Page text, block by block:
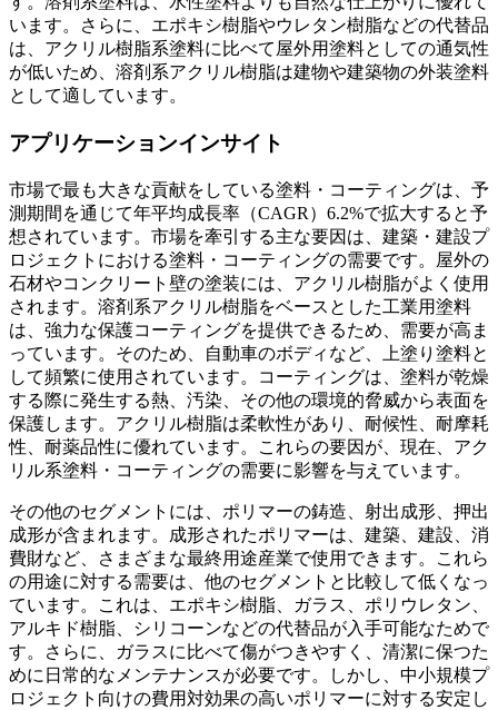
います。さらに、エポキシ樹脂やウレタン樹脂などの代替品
は、アクリル樹脂系塗料に比べて屋外用塗料としての通気性
が低いため、溶剤系アクリル樹脂は建物や建築物の外装塗料
として適しています。
アプリケーションインサイト
市場で最も大きな貢献をしている塗料・コーティングは、予
測期間を通じて年平均成長率（CAGR）6.2%で拡大すると予
想されています。市場を牽引する主な要因は、建築・建設プ
ロジェクトにおける塗料・コーティングの需要です。屋外の
石材やコンクリート壁の塗装には、アクリル樹脂がよく使用
されます。溶剤系アクリル樹脂をベースとした工業用塗料
は、強力な保護コーティングを提供できるため、需要が高ま
っています。そのため、自動車のボディなど、上塗り塗料と
して頻繁に使用されています。コーティングは、塗料が乾燥
する際に発生する熱、汚染、その他の環境的脅威から表面を
保護します。アクリル樹脂は柔軟性があり、耐候性、耐摩耗
性、耐薬品性に​​優れています。これらの要因が、現在、アク
リル系塗料・コーティングの需要に影響を与えています。
その他のセグメントには、ポリマーの鋳造、射出成形、押出
成形が含まれます。成形されたポリマーは、建築、建設、消
費財など、さまざまな最終用途産業で使用できます。これら
の用途に対する需要は、他のセグメントと比較して低くなっ
ています。これは、エポキシ樹脂、ガラス、ポリウレタン、
アルキド樹脂、シリコーンなどの代替品が入手可能なためで
す。さらに、ガラスに比べて傷がつきやすく、清潔に保つた
めに日常的なメンテナンスが必要です。しかし、中小規模プ
ロジェクト向けの費用対効果の高いポリマーに対する安定し